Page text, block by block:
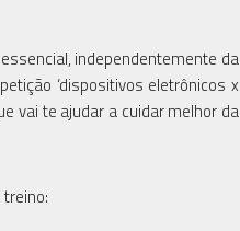
independentemente da
‘dispositivos eletrônicos x
vai te ajudar a cuidar melhor da